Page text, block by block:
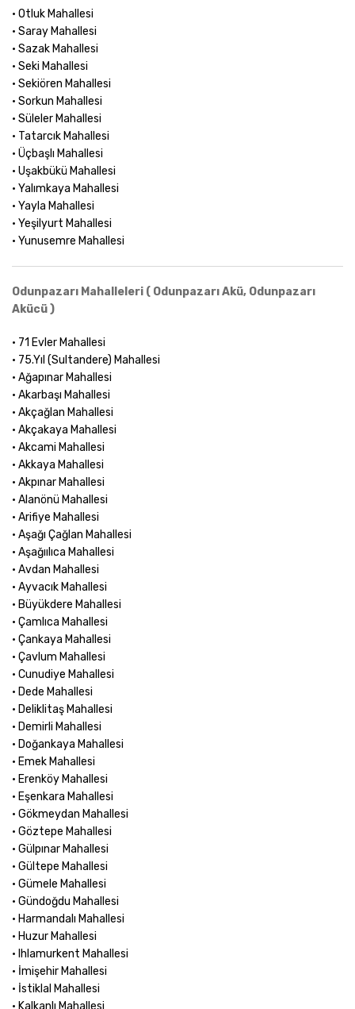
• Otluk Mahallesi
• Saray Mahallesi
• Sazak Mahallesi
• Seki Mahallesi
• Sekiören Mahallesi
• Sorkun Mahallesi
• Süleler Mahallesi
• Tatarcık Mahallesi
• Üçbaşlı Mahallesi
• Uşakbükü Mahallesi
• Yalımkaya Mahallesi
• Yayla Mahallesi
• Yeşilyurt Mahallesi
• Yunusemre Mahallesi
Odunpazarı Mahalleleri ( Odunpazarı Akü, Odunpazarı
Akücü )
• 71 Evler Mahallesi
• 75.Yıl (Sultandere) Mahallesi
• Ağapınar Mahallesi
• Akarbaşı Mahallesi
• Akçağlan Mahallesi
• Akçakaya Mahallesi
• Akcami Mahallesi
• Akkaya Mahallesi
• Akpınar Mahallesi
• Alanönü Mahallesi
• Arifiye Mahallesi
• Aşağı Çağlan Mahallesi
• Aşağıılıca Mahallesi
• Avdan Mahallesi
• Ayvacık Mahallesi
• Büyükdere Mahallesi
• Çamlıca Mahallesi
• Çankaya Mahallesi
• Çavlum Mahallesi
• Cunudiye Mahallesi
• Dede Mahallesi
• Deliklitaş Mahallesi
• Demirli Mahallesi
• Doğankaya Mahallesi
• Emek Mahallesi
• Erenköy Mahallesi
• Eşenkara Mahallesi
• Gökmeydan Mahallesi
• Göztepe Mahallesi
• Gülpınar Mahallesi
• Gültepe Mahallesi
• Gümele Mahallesi
• Gündoğdu Mahallesi
• Harmandalı Mahallesi
• Huzur Mahallesi
• Ihlamurkent Mahallesi
• İmişehir Mahallesi
• İstiklal Mahallesi